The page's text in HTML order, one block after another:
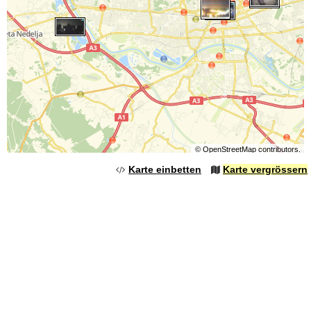
© OpenStreetMapcontributors.
Karte einbetten Karte vergrössern